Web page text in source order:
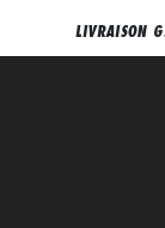
LIVRAISON